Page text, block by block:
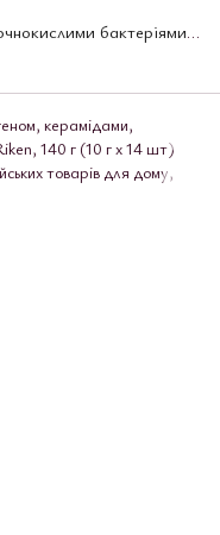
Дієтична добавка "Желе-смузі з молочнокислими бактеріями, вітаміном С з ківі та овочів" Unimat Riken, 140 г (10 г x 14 шт)